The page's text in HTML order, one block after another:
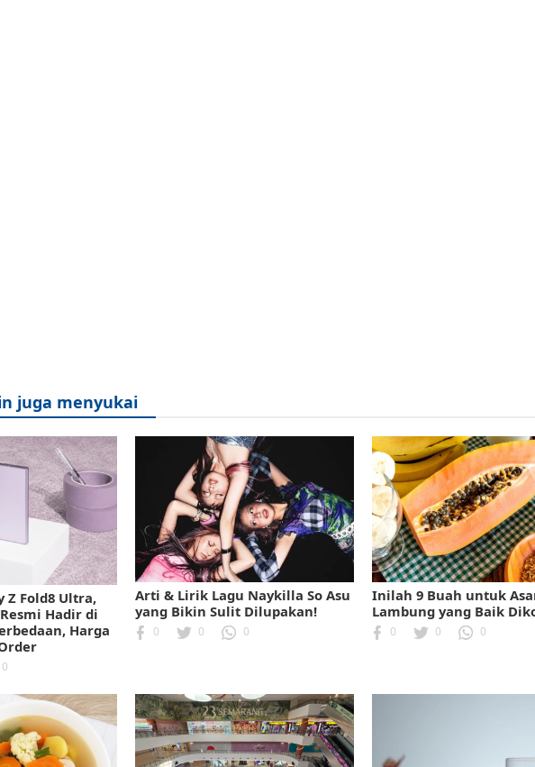
juga menyukai
Z Fold8 Ultra,
Hadir di
Harga
0
Arti & Lirik Lagu Naykilla So Asu
yang Bikin Sulit Dilupakan!
0 0 0
Inilah 9 Buah untuk
Lambung yang Baik
0 0 0